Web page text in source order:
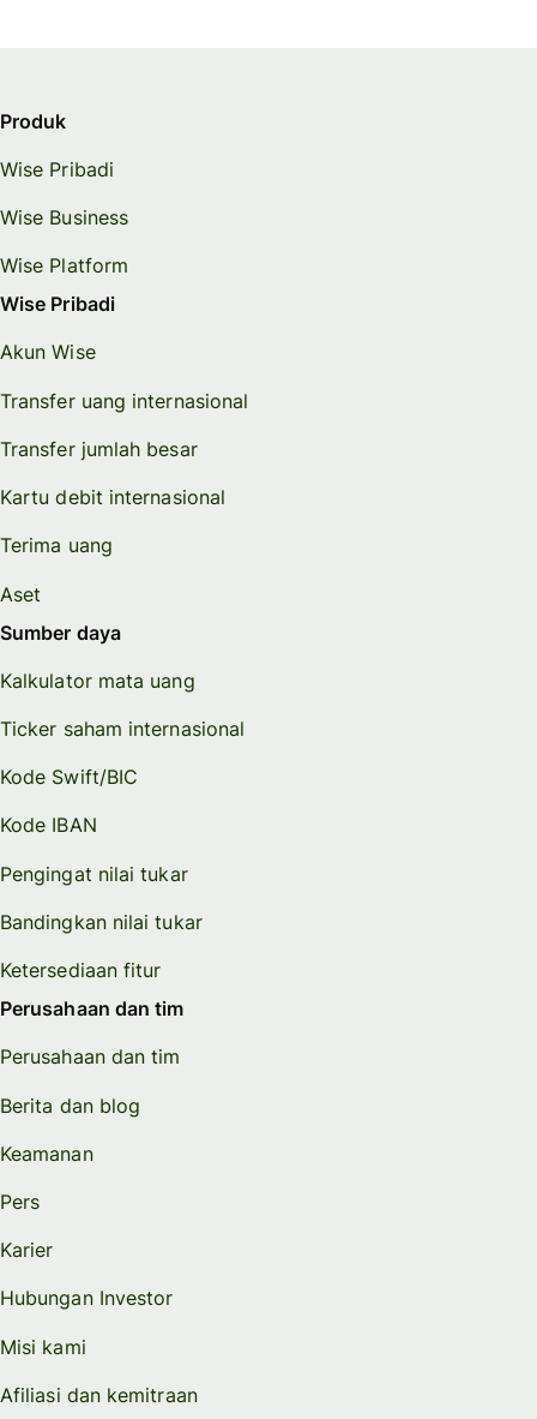
Produk
Wise Pribadi
Wise Business
Wise Platform
Wise Pribadi
Akun Wise
Transfer uang internasional
Transfer jumlah besar
Kartu debit internasional
Terima uang
Aset
Sumber daya
Kalkulator mata uang
Ticker saham internasional
Kode Swift/BIC
Kode IBAN
Pengingat nilai tukar
Bandingkan nilai tukar
Ketersediaan fitur
Perusahaan dan tim
Perusahaan dan tim
Berita dan blog
Keamanan
Pers
Karier
Hubungan Investor
Misi kami
Afiliasi dan kemitraan